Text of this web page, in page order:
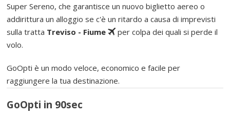
Super Sereno, che garantisce un nuovo biglietto aereo o
addirittura un alloggio se c'è un ritardo a causa di imprevisti
sulla tratta Treviso - Fiume
per colpa dei quali si perde il
volo.
GoOpti è un modo veloce, economico e facile per
raggiungere la tua destinazione.
GoOpti in 90sec